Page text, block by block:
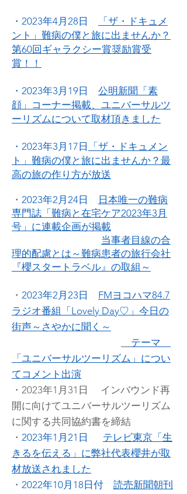
・2023年4月28日
「ザ・ドキュメ
ント」難病の僕と旅に出ませんか？
第60回ギャラクシー賞奨励賞受
賞！！
・2023年3月19日 公明新聞「素
顔」コーナー掲載、ユニバーサルツ
ーリズムについて取材頂きました
・2023年3月17日
「ザ・ドキュメン
ト」難病の僕と旅に出ませんか？最
高の旅の作り方が放送
・ 2023年2月24日
日本唯一の難病
専門誌 「難病と在宅ケア2023年3月
号」に連載企画が掲載
当事者目線の合
理的配慮とは～難病患者の旅行会社
『櫻スタートラベル』の取組～
・ 2023年2月23日 FMヨコハマ84.7
ラジオ番組「Lovely Day♡」今日の
街声～さやかに聞く～
テーマ
「ユニバーサルツーリズム」につい
てコメント出演
・2023年1月31日 インバウンド再
開に向けてユニバーサルツーリズム
に関する共同協約書を締結
・ 2023年1月21日 テレビ東京「生
きるを伝える」に弊社代表櫻井が取
材放送されました
・ 2022年10月18日付 読売新聞朝刊